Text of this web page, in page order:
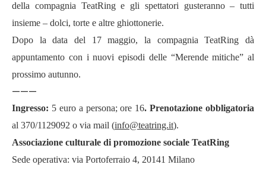
della compagnia TeatRing e gli spettatori gusteranno – tutti
insieme – dolci, torte e altre ghiottonerie.
Dopo la data del 17 maggio, la compagnia TeatRing dà
appuntamento con i nuovi episodi delle “Merende mitiche” al
prossimo autunno.
———
Ingresso: 5 euro a persona; ore 16. Prenotazione obbligatoria
al 370/1129092 o via mail (info@teatring.it).
Associazione culturale di promozione sociale TeatRing
Sede operativa: via Portoferraio 4, 20141 Milano